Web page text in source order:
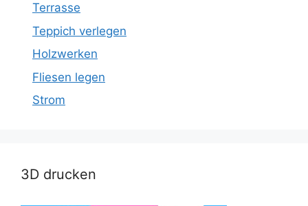
Terrasse
Teppich verlegen
Holzwerken
Fliesen legen
Strom
3D drucken